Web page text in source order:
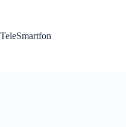
TeleSmartfon